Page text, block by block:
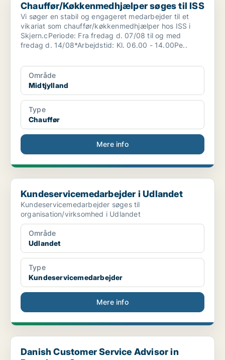
Chauffør/Køkkenmedhjælper søges til ISS
Vi søger en stabil og engageret medarbejder til et
vikariat som chauffør/køkkenmedhjælper hos ISS i
Skjern.cPeriode: Fra fredag d. 07/08 til og med
fredag d. 14/08*Arbejdstid: Kl. 06.00 - 14.00Pe..
Område
Midtjylland
Type
Chauffør
Mere info
Kundeservicemedarbejder i Udlandet
Kundeservicemedarbejder i Udlandet
Kundeservicemedarbejder søges til
organisation/virksomhed i Udlandet
Område
Udlandet
Type
Kundeservicemedarbejder
Mere info
Danish Customer Service Advisor in Barcelona, S...
Danish Customer Service Advisor in